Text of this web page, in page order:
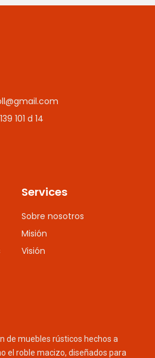
de muebles rústicos hechos a
el roble macizo, diseñados para
Services
Sobre nosotros
Misión
Visión
101 d 14